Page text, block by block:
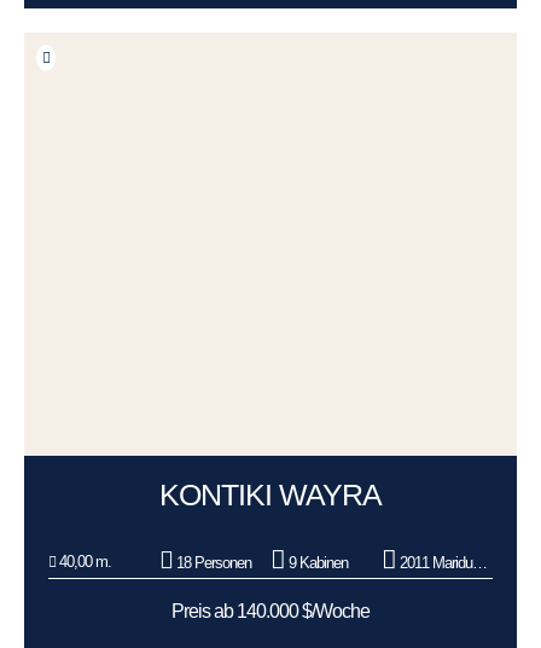
KONTIKI WAYRA
40,00 m. 18 Personen 9 Kabinen 2011 Maridueña Shipyard - Ecuador
Preis ab 140.000 $/Woche